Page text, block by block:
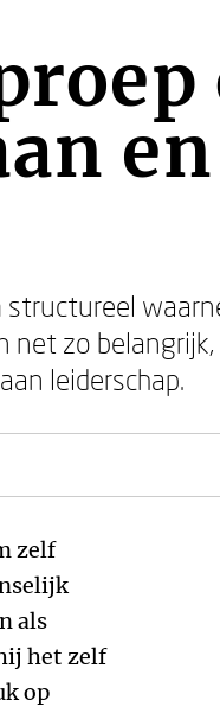
zo belangrijk,
leiderschap.
zelf
als
het zelf
op